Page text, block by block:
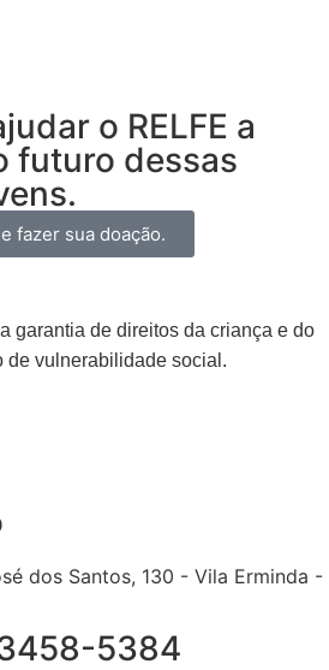
o RELFE a
futuro dessas
fazer sua doação.
garantia de direitos da criança e do
de vulnerabilidade social.
dos Santos, 130 - Vila Erminda -
5384